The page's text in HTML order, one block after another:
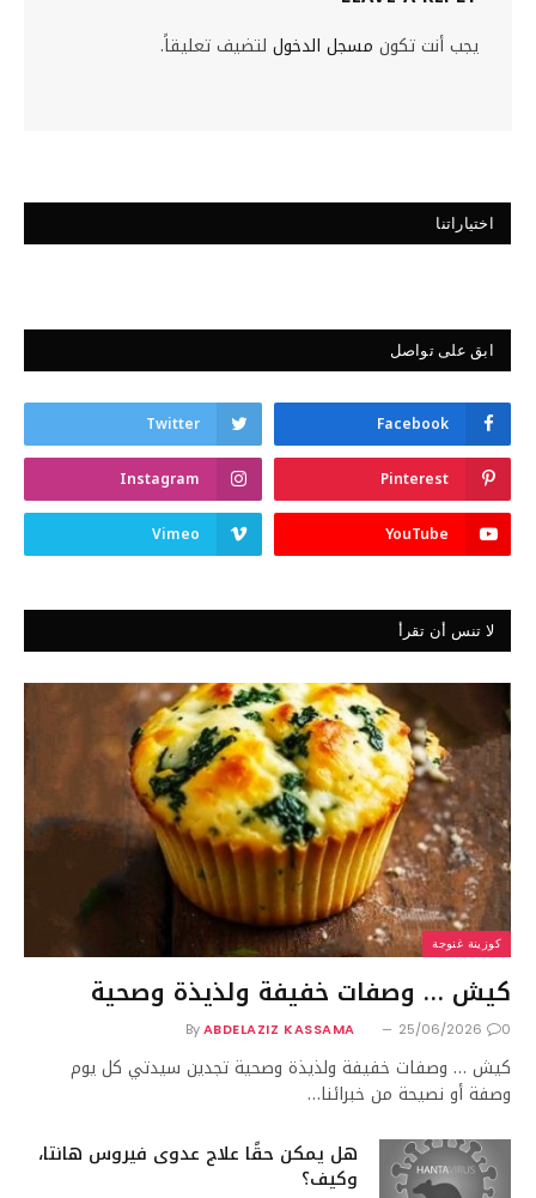
يجب أنت تكون مسجل الدخول لتضيف تعليقاً.
اختياراتنا
ابق على تواصل
Facebook
Twitter
Pinterest
Instagram
YouTube
Vimeo
لا تنس أن تقرأ
كوزينة غنوجة
كيش … وصفات خفيفة ولذيذة وصحية
By ABDELAZIZ KASSAMA 25/06/2026 0
كيش … وصفات خفيفة ولذيذة وصحية تجدين سيدتي كل يوم
وصفة أو نصيحة من خبرائنا…
هل يمكن حقًا علاج عدوى فيروس هانتا،
وكيف؟